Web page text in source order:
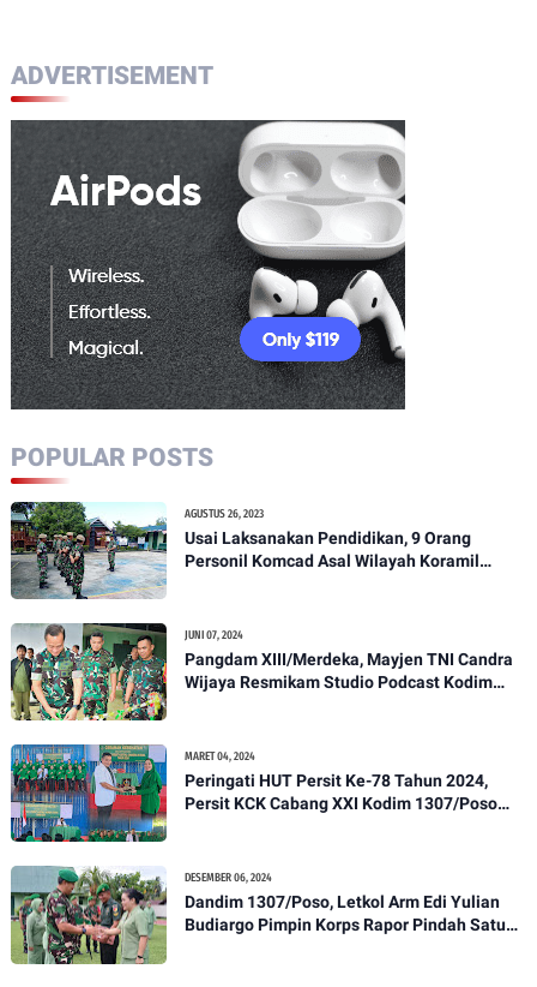
ADVERTISEMENT
POPULAR POSTS
AGUSTUS 26, 2023
Usai Laksanakan Pendidikan, 9 Orang
Personil Komcad Asal Wilayah Koramil
JUNI 07, 2024
Pangdam XIII/Merdeka, Mayjen TNI Candra
Wijaya Resmikam Studio Podcast Kodim
MARET 04, 2024
Peringati HUT Persit Ke-78 Tahun 2024,
Persit KCK Cabang XXI Kodim 1307/Poso
DESEMBER 06, 2024
Dandim 1307/Poso, Letkol Arm Edi Yulian
Budiargo Pimpin Korps Rapor Pindah Satuan